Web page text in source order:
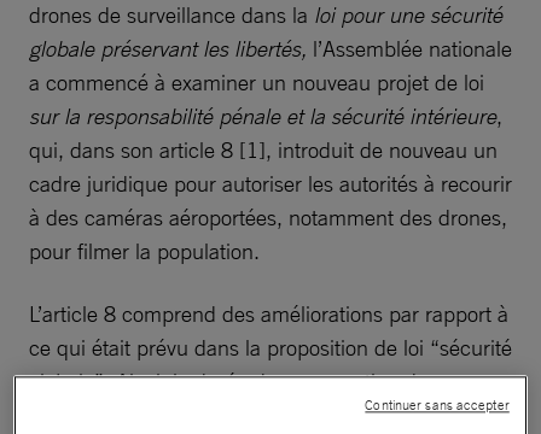
drones de surveillance dans la loi pour une sécurité
globale préservant les libertés, l’Assemblée nationale
a commencé à examiner un nouveau projet de loi
sur la responsabilité pénale et la sécurité intérieure,
qui, dans son article 8 [1], introduit de nouveau un
cadre juridique pour autoriser les autorités à recourir
à des caméras aéroportées, notamment des drones,
pour filmer la population.
L’article 8 comprend des améliorations par rapport à
ce qui était prévu dans la proposition de loi “sécurité
globale”. Ainsi, la durée de conservation des
données par les autorités est réduite, et surtout, il
Continuer sans accepter